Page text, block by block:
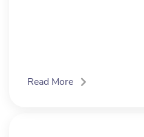
Read More